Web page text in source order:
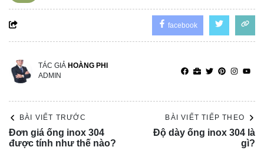
facebook
TÁC GIẢ HOÀNG PHI
ADMIN
BÀI VIẾT TRƯỚC
Đơn giá ống inox 304
được tính như thế nào?
BÀI VIẾT TIẾP THEO
Độ dày ống inox 304 là
gì?